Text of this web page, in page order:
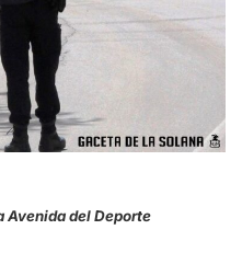
del Deporte